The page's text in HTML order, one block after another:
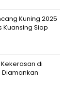
Kuning 2025
Kuansing Siap
di
Diamankan